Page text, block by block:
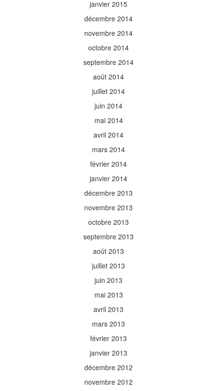
janvier 2015
décembre 2014
novembre 2014
octobre 2014
septembre 2014
août 2014
juillet 2014
juin 2014
mai 2014
avril 2014
mars 2014
février 2014
janvier 2014
décembre 2013
novembre 2013
octobre 2013
septembre 2013
août 2013
juillet 2013
juin 2013
mai 2013
avril 2013
mars 2013
février 2013
janvier 2013
décembre 2012
novembre 2012